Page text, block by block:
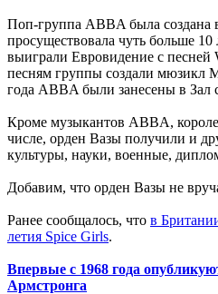
Поп-группа ABBA была создана
просуществовала чуть больше
выиграли Евровидение с песней
песням группы создали мюзикл
года ABBA были занесены в Зал
Кроме музыкантов ABBA,
числе, орден Вазы получили и
культуры, науки, военные,
Добавим, что орден Вазы не
Ранее сообщалось, что в
летия Spice Girls.
Впервые с 1968 года
Армстронга